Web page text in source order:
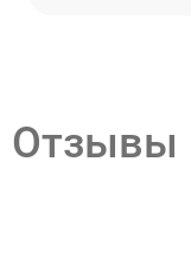
Отзывы